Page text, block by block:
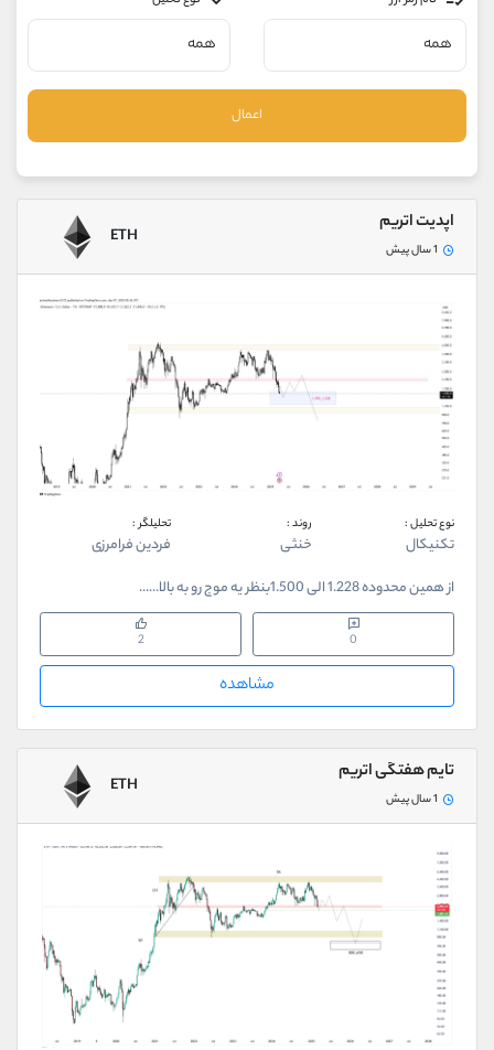
اعمال
اپدیت اتریم
1 سال پیش
ETH
نوع تحلیل :
تکنیکال
روند :
خنثی
تحلیلگر :
فردین فرامرزی
از همین محدوده 1.228 الی 1.500بنظر یه موج رو به بالا......
0
2
مشاهده
تایم هفتگی اتریم
1 سال پیش
ETH
داخلی 118
واتساپ شروع گفتگو
@Armteam_admin_por
107
اطلاعات تماس
تلفن 021-22021030
تلفن 021-22021040
بدون پیش شماره 90001030
اینستاگرام @alireza.mehrabii
کانال تلگرام @alirezamehrabi_com